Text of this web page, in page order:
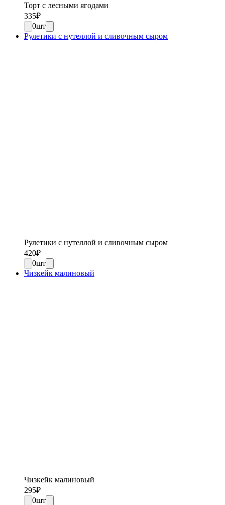
Торт с лесными ягодами
335₽
0шт
Рулетики с нутеллой и сливочным сыром
Рулетики с нутеллой и сливочным сыром
420₽
0шт
Чизкейк малиновый
Чизкейк малиновый
295₽
0шт